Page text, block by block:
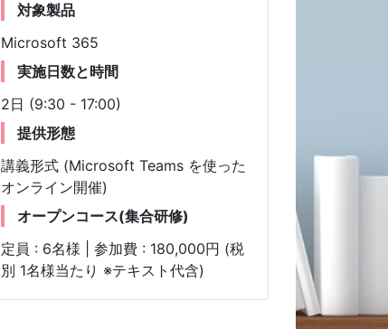
対象製品
Microsoft 365
実施日数と時間
2日 (9:30 - 17:00)
提供形態
講義形式 (Microsoft Teams を使った
オンライン開催)
オープンコース(集合研修)
定員 : 6名様 | 参加費 : 180,000円 (税
別 1名様当たり ※テキスト代含)